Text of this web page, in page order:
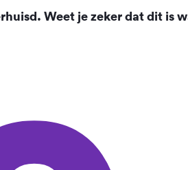
Weet je zeker dat dit is